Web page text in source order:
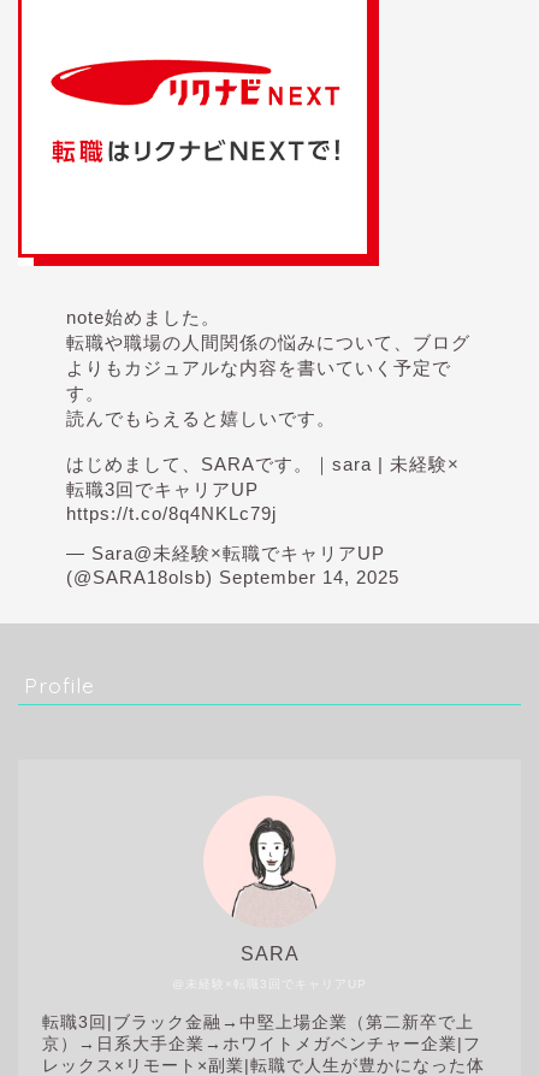
note始めました。
転職や職場の人間関係の悩みについて、ブログ
よりもカジュアルな内容を書いていく予定で
す。
読んでもらえると嬉しいです。
はじめまして、SARAです。｜sara | 未経験×
転職3回でキャリアUP
https://t.co/8q4NKLc79j
— Sara@未経験×転職でキャリアUP
(@SARA18olsb) September 14, 2025
Profile
@未経験×転職3回でキャリアUP
SARA
転職3回| ブラック金融→中堅上場企業（第二新卒で上
京）→日系大手企業→ホワイトメガベンチャー企業|フ
レックス×リモート×副業|転職で人生が豊かになった体